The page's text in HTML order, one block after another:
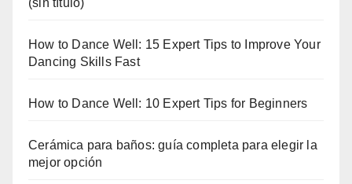
(sin título)
How to Dance Well: 15 Expert Tips to Improve Your
Dancing Skills Fast
How to Dance Well: 10 Expert Tips for Beginners
Cerámica para baños: guía completa para elegir la
mejor opción